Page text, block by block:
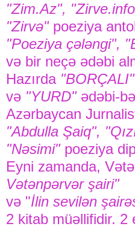
"Zim.Az",
"Zirvə"poeziya
"Poeziya çələngi",
və bir neçə ədəbi
Hazırda "BORÇALI"
və "YURD"ədəbi-
Azərbaycan
"Abdulla Şaiq",
"Nəsimi" poeziya
Eyni zamanda,
Vətənpərvər şairi"
və "İlin sevilən
2 kitab müəllifidir. 2